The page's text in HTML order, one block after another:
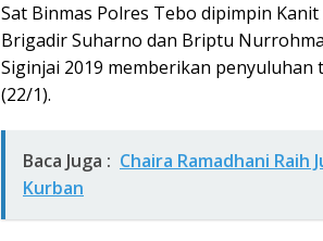
Sat Binmas Polres Tebo dipimpin
Brigadir Suharno dan Briptu
Siginjai 2019 memberikan penyuluhan
(22/1).
Baca Juga : Chaira Ramadhani Raih
Kurban